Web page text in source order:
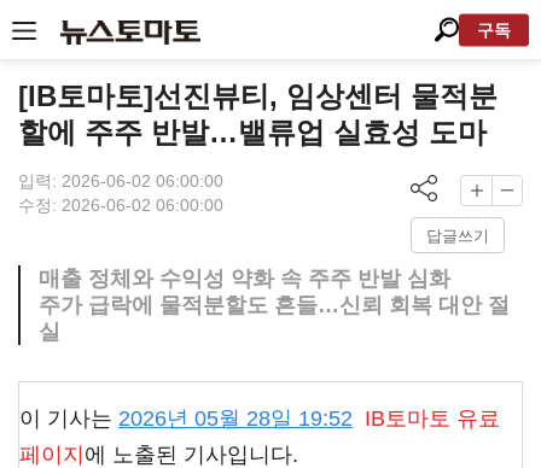
구독
[IB토마토]선진뷰티, 임상센터 물적분
할에 주주 반발…밸류업 실효성 도마
입력: 2026-06-02 06:00:00
수정: 2026-06-02 06:00:00
답글쓰기
매출 정체와 수익성 약화 속 주주 반발 심화
주가 급락에 물적분할도 흔들…신뢰 회복 대안 절
실
이 기사는 2026년 05월 28일 19:52 IB토마토 유료
페이지 에 노출된 기사입니다.